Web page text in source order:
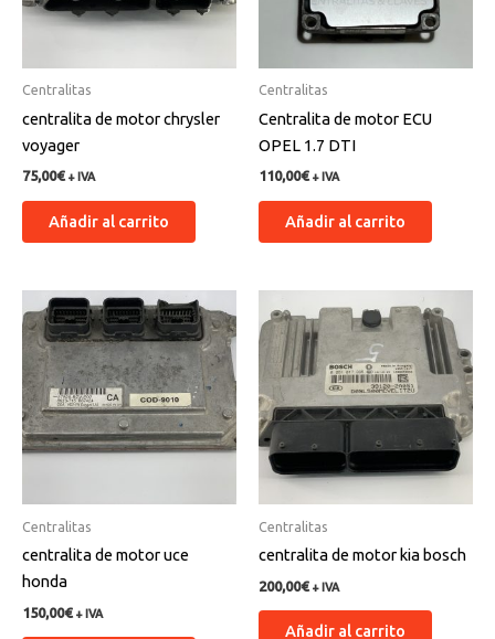
Centralitas
centralita de motor chrysler
voyager
75,00€ + IVA
Añadir al carrito
Centralitas
Centralita de motor ECU
OPEL 1.7 DTI
110,00€ + IVA
Añadir al carrito
Centralitas
centralita de motor uce
honda
150,00€ + IVA
Centralitas
centralita de motor kia bosch
200,00€ + IVA
Añadir al carrito